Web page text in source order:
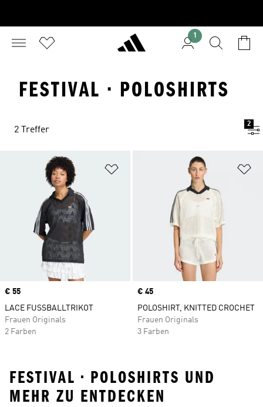
1
FESTIVAL · POLOSHIRTS
2 Treffer
2
Zur Wunschliste hinzufügen
Price
€ 55
LACE FUSSBALLTRIKOT
Frauen Originals
2 Farben
Price
€ 45
POLOSHIRT, KNITTED CROCHET
Frauen Originals
3 Farben
FESTIVAL • POLOSHIRTS UND
MEHR ZU ENTDECKEN